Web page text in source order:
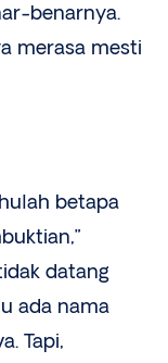
benarnya.
merasa mesti
betapa
datang
ada nama
Tapi,